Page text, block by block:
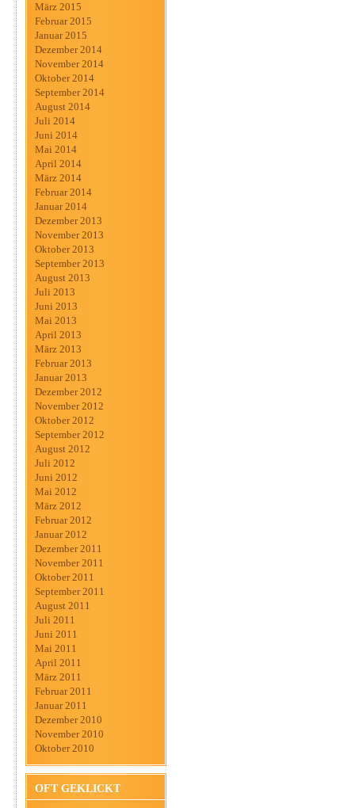
März 2015
Februar 2015
Januar 2015
Dezember 2014
November 2014
Oktober 2014
September 2014
August 2014
Juli 2014
Juni 2014
Mai 2014
April 2014
März 2014
Februar 2014
Januar 2014
Dezember 2013
November 2013
Oktober 2013
September 2013
August 2013
Juli 2013
Juni 2013
Mai 2013
April 2013
März 2013
Februar 2013
Januar 2013
Dezember 2012
November 2012
Oktober 2012
September 2012
August 2012
Juli 2012
Juni 2012
Mai 2012
März 2012
Februar 2012
Januar 2012
Dezember 2011
November 2011
Oktober 2011
September 2011
August 2011
Juli 2011
Juni 2011
Mai 2011
April 2011
März 2011
Februar 2011
Januar 2011
Dezember 2010
November 2010
Oktober 2010
OFT GEKLICKT